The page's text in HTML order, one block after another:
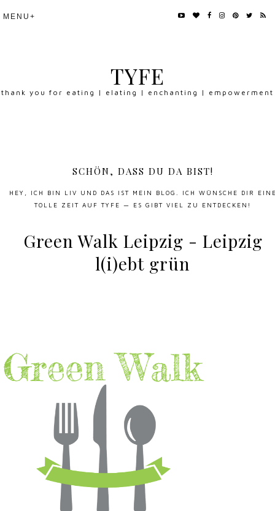
TYFE
thank you for eating | elating | enchanting | empowerment
SCHÖN, DASS DU DA BIST!
HEY, ICH BIN LIV UND DAS IST MEIN BLOG. ICH WÜNSCHE DIR
TOLLE ZEIT AUF TYFE — ES GIBT VIEL ZU ENTDECKEN!
Green Walk Leipzig - Leipzig
l(i)ebt grün